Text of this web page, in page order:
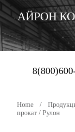
АЙРОН
Home /
прокат / Рулон